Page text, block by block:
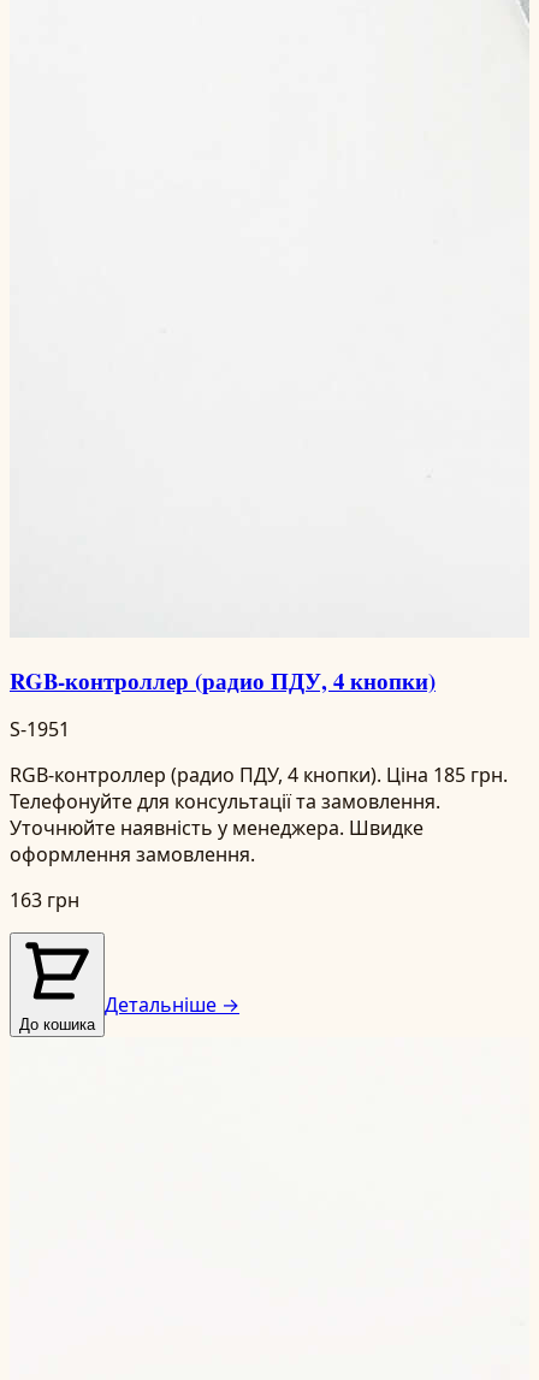
RGB-контроллер (радио ПДУ, 4 кнопки)
S-1951
RGB-контроллер (радио ПДУ, 4 кнопки). Ціна 185 грн.
Телефонуйте для консультації та замовлення.
Уточнюйте наявність у менеджера. Швидке
оформлення замовлення.
163 грн
До кошика
Детальніше →